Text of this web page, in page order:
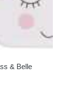
& Belle